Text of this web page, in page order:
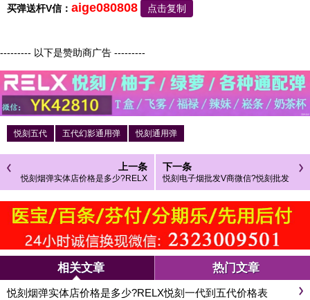
买弹送杆V信： aige080808 点击复制
--------- 以下是赞助商广告 ---------
悦刻五代 五代幻影通用弹 悦刻通用弹
上一条
悦刻烟弹实体店价格是多少?RELX
悦刻一代到五代价格表
下一条
悦刻电子烟批发V商微信?悦刻批发
厂家一手货源渠道
相关文章 热门文章
悦刻烟弹实体店价格是多少?RELX悦刻一代到五代价格表